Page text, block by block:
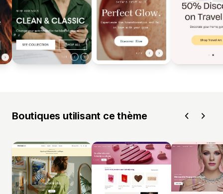
Boutiques utilisant ce thème